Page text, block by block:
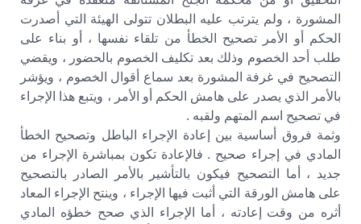
المشورة ، ولم يترتب عليه البطلان تتولى الهيئة التي أصدرت
الحكم أو الأمر تصحيح الخطأ من تلقاء نفسها ، أو بناء على
طلب أحد الخصوم وذلك بعد تكليف الخصوم بالحضور ، ويقضي
التصحيح في غرفة المشورة بعد سماع أقوال الخصوم ، ويؤشر
بالأمر الذي يصدر على هامش الحكم أو الأمر ، ويتبع هذا الإجراء
في تصحيح اسم المتهم ولقبه .
وثمة فروق أساسية بين إعادة الإجراء الباطل وتصحيح الخطأ
المادي في إجراء صحيح . فالإعادة تكون بمباشرة الإجراء من
جديد ، أما التصحيح فيكون بالتأشير بالأمر الصادر بالتصحيح
على هامش الورقة التي أثبت فيها الإجراء ، وينتح الإجراء المعاد
أثره من وقت إعادته ، أما الإجراء الذي صحح خطؤه المادي